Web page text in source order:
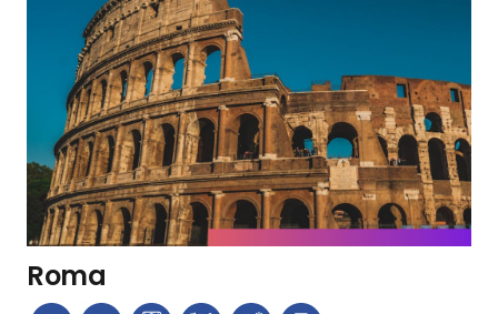
Roma